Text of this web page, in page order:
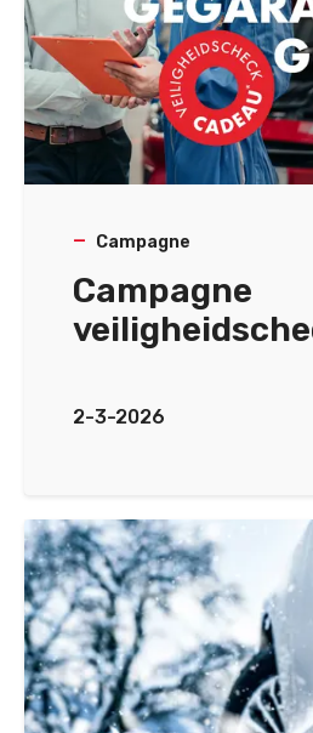
Campagne
Campagne
2-3-2026